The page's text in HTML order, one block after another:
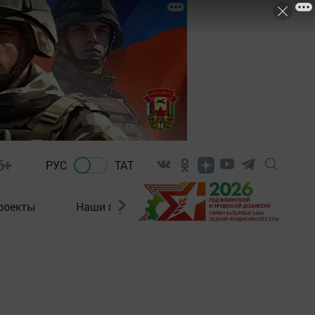
РУС ТАТ
Наши герои Нормативно-правовые